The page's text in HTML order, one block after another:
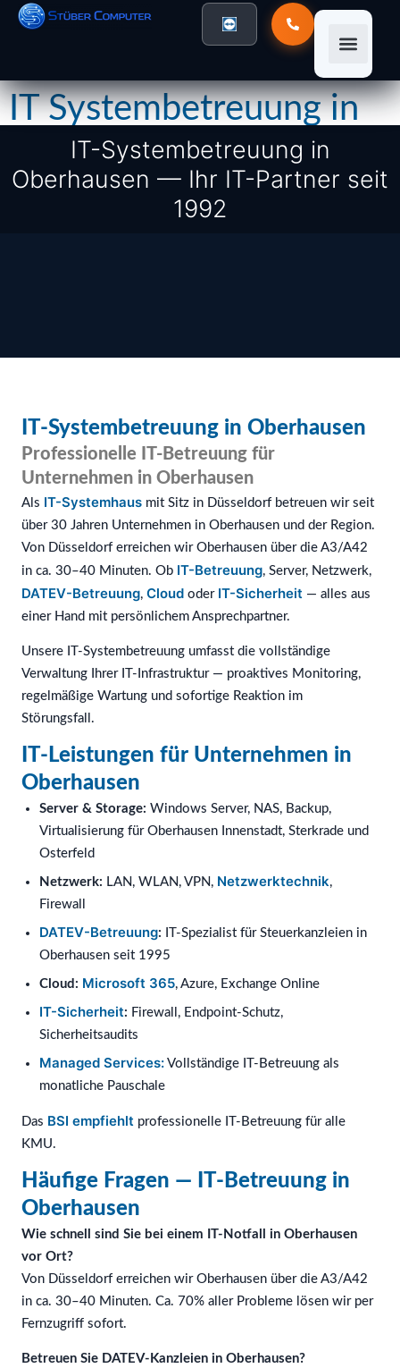
IT Systembetreuung in
Oberhausen
IT-Systembetreuung in
Oberhausen — Ihr IT-Partner seit
1992
IT-Systembetreuung in Oberhausen
Professionelle IT-Betreuung für
Unternehmen in Oberhausen
Als IT-Systemhaus mit Sitz in Düsseldorf betreuen wir seit
über 30 Jahren Unternehmen in Oberhausen und der Region.
Von Düsseldorf erreichen wir Oberhausen über die A3/A42
in ca. 30–40 Minuten. Ob IT-Betreuung, Server, Netzwerk,
DATEV-Betreuung, Cloud oder IT-Sicherheit — alles aus
einer Hand mit persönlichem Ansprechpartner.
Unsere IT-Systembetreuung umfasst die vollständige
Verwaltung Ihrer IT-Infrastruktur — proaktives Monitoring,
regelmäßige Wartung und sofortige Reaktion im
Störungsfall.
IT-Leistungen für Unternehmen in
Oberhausen
Server & Storage: Windows Server, NAS, Backup,
Virtualisierung für Oberhausen Innenstadt, Sterkrade und
Osterfeld
Netzwerk: LAN, WLAN, VPN, Netzwerktechnik,
Firewall
DATEV-Betreuung: IT-Spezialist für Steuerkanzleien in
Oberhausen seit 1995
Cloud: Microsoft 365, Azure, Exchange Online
IT-Sicherheit: Firewall, Endpoint-Schutz,
Sicherheitsaudits
Managed Services: Vollständige IT-Betreuung als
monatliche Pauschale
Das BSI empfiehlt professionelle IT-Betreuung für alle
KMU.
Häufige Fragen — IT-Betreuung in
Oberhausen
Wie schnell sind Sie bei einem IT-Notfall in Oberhausen
vor Ort?
Von Düsseldorf erreichen wir Oberhausen über die A3/A42
in ca. 30–40 Minuten. Ca. 70% aller Probleme lösen wir per
Fernzugriff sofort.
Betreuen Sie DATEV-Kanzleien in Oberhausen?